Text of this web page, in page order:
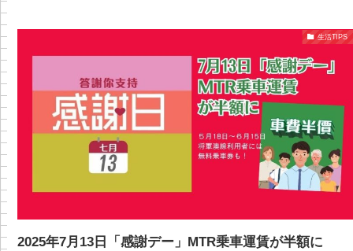
生活TIPS
2025年7月13日「感謝デー」MTR乗車運賃が半額に